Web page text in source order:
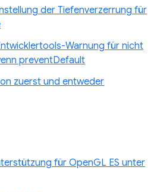
der Tiefenverzerrung für
Warnung für nicht
preventDefault
zuerst und entweder
für OpenGL ES unter